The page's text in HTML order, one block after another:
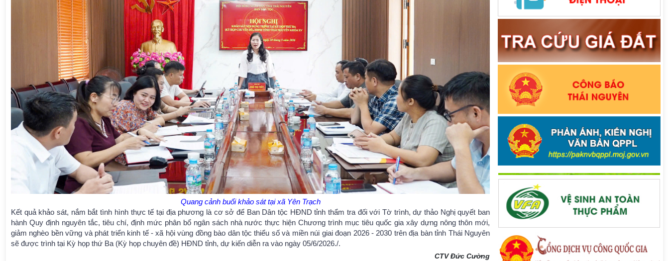
Quang cảnh buổi khảo sát tại xã Yên Trạch
Kết quả khảo sát, nắm bắt tình hình thực tế tại địa phương là cơ sở để Ban Dân tộc HĐND tỉnh thẩm tra đối với Tờ trình, dự thảo Nghị quyết ban
hành Quy định nguyên tắc, tiêu chí, định mức phân bổ ngân sách nhà nước thực hiện Chương trình mục tiêu quốc gia xây dựng nông thôn mới,
giảm nghèo bền vững và phát triển kinh tế - xã hội vùng đồng bào dân tộc thiểu số và miền núi giai đoạn 2026 - 2030 trên địa bàn tỉnh Thái Nguyên
sẽ được trình tại Kỳ họp thứ Ba (Kỳ họp chuyên đề) HĐND tỉnh, dự kiến diễn ra vào ngày 05/6/2026./.
CTV Đức Cường